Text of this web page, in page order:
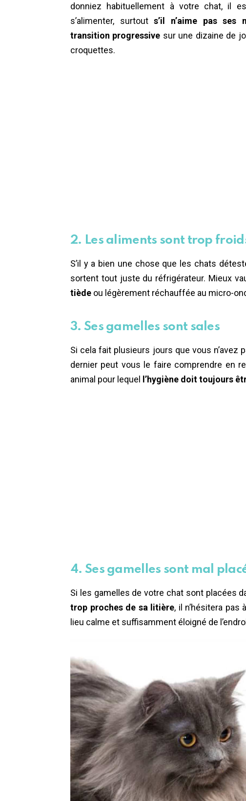
donniez habituellement à votre chat, il
s’alimenter, surtouts’il n’aime pas ses
transition progressive sur une dizaine de
croquettes.
2. Les aliments sont trop
S’il y a bien une chose que les chats
sortent tout juste du réfrigérateur. Mieux
tiède ou légèrement réchauffée au micro-
3. Ses gamelles sont sales
Si cela fait plusieurs jours que vous n’avez
dernier peut vous le faire comprendre en
animal pour lequel
l’hygiène doit toujours
4. Ses gamelles sont mal
Si les gamelles de votre chat sont placées
trop proches de sa litière, il n’hésitera
lieu calme et suffisamment éloigné de